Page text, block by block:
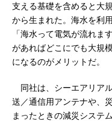
支える基礎を含めると大
から生まれた。海水を利
「海水って電気が流れま
があればどこにでも大規
になるのがメリットだ。
同社は、シーエアリア
送／通信用アンテナや、
まったときの減災システ